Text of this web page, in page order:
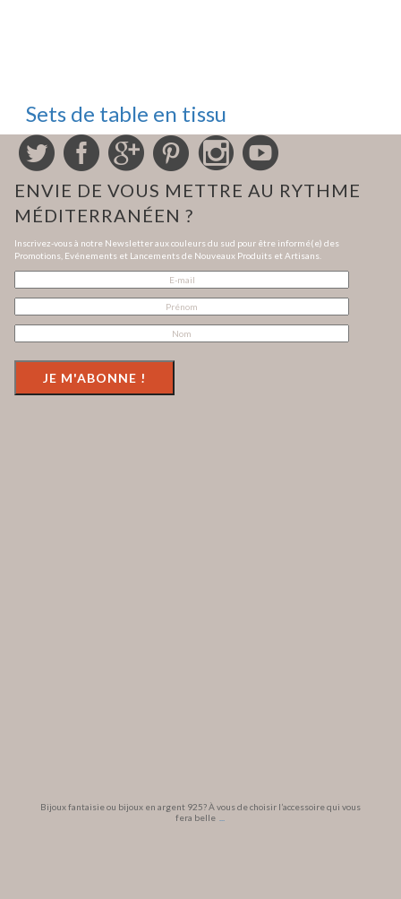
Sets de table en tissu
ENVIE DE VOUS METTRE AU RYTHME
MÉDITERRANÉEN ?
Inscrivez-vous à notre Newsletter aux couleurs du sud pour être informé(e) des
Promotions, Evénements et Lancements de Nouveaux Produits et Artisans.
Bijoux fantaisie ou bijoux en argent 925? À vous de choisir l’accessoire qui vous
fera belle